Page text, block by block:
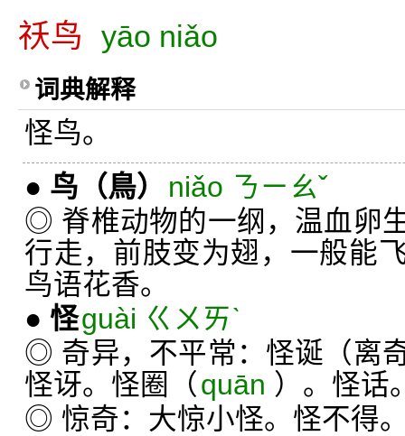
祅鸟 yāo niǎo
词典解释
怪鸟。
● 鸟 （鳥）
niǎo ㄋㄧㄠˇ
◎ 脊椎动物的一纲，温血卵
行走，前肢变为翅，一般能
鸟语花香。
● 怪guài ㄍㄨㄞˋ
◎ 奇异，不平常：怪诞（离
怪讶。怪圈（quān ）。怪话
◎ 惊奇：大惊小怪。怪不得